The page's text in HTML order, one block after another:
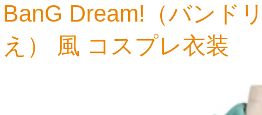
30,246円
BanG Dream!（バンド
え） 風 コスプレ衣装